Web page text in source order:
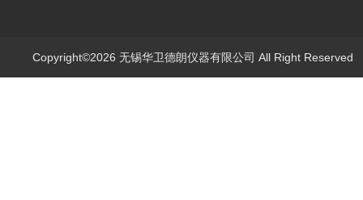
Copyright©2026 无锡华卫德朗仪器有限公司 All Right